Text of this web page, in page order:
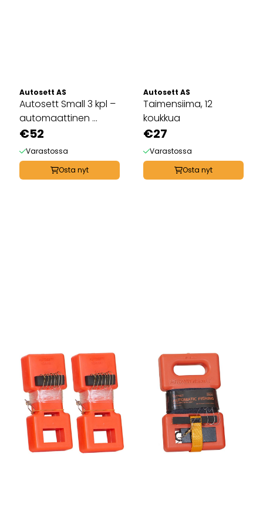
Autosett AS
Autosett Small 3 kpl –
automaattinen ...
€52
Varastossa
Osta nyt
Autosett AS
Taimensiima, 12
koukkua
€27
Varastossa
Osta nyt